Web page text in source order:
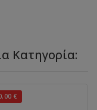
Κατηγορία:
€